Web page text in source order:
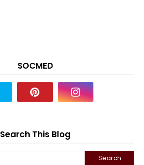
SOCMED
Search This Blog